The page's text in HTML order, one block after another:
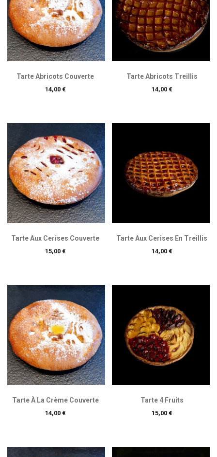
Tarte Abricots Couverte
Prix
14,00 €
Tarte Abricots Treillis
Prix
14,00 €
Tarte Aux Cerises Couverte
Prix
15,00 €
Tarte Aux Cerises En Treillis
Prix
14,00 €
Tarte À La Crème Couverte
Prix
14,00 €
Tarte 4 Fruits
Prix
15,00 €